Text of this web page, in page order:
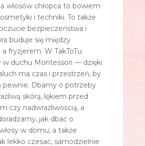
włosów chłopca to bowiem
i techniki. To także
bezpieczeństwa i
buduje się między
fryzjerem. W TakToTu
w duchu Montessori — dzięki
ma czas i przestrzeń, by
pewnie. Dbamy o potrzeby
skórą, lękiem przed
czy nadwrażliwością, a
jak dbać o
w domu, a także
lekko czesać, samodzielnie